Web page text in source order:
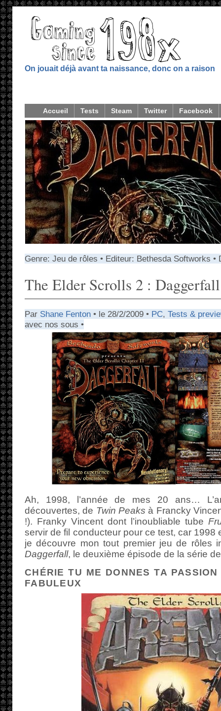
On jouait déjà avant ta naissance, donc on a raison
Accueil Tests Steam Twitter Facebook
Genre: Jeu de rôles • Editeur: Bethesda Softworks •
The Elder Scrolls 2 : Daggerfall
Par Shane Fenton • le 28/2/2009 • PC, Tests &
avec nos sous •
Ah, 1998, l’année de mes 20 ans…
découvertes, de Twin Peaks à Francky
!). Franky Vincent dont l’inoubliable tube
servir de fil conducteur pour ce test, car 1998
je découvre mon tout premier jeu de rôles
Daggerfall, le deuxième épisode de la série
CHÉRIE TU ME DONNES TA
FABULEUX